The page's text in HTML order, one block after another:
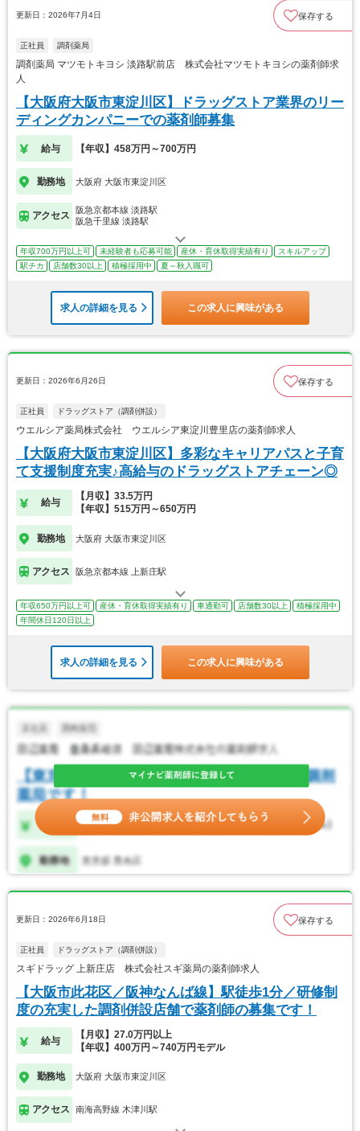
更新日：2026年7月4日 保存する
正社員 調剤薬局
調剤薬局 マツモトキヨシ 淡路駅前店 株式会社マツモトキヨシの薬剤師求
人
【大阪府大阪市東淀川区】ドラッグストア業界のリー
ディングカンパニーでの薬剤師募集
給与 【年収】458万円～700万円
勤務地 大阪府 大阪市東淀川区
アクセス
阪急京都本線 淡路駅
阪急千里線 淡路駅
年収700万円以上可 未経験者も応募可能 産休・育休取得実績有り
スキルアップ
駅チカ
店舗数30以上 積極採用中 夏～秋入職可
求人の詳細を見る この求人に興味がある
更新日：2026年6月26日 保存する
正社員 ドラッグストア（調剤併設）
ウエルシア薬局株式会社 ウエルシア東淀川豊里店の薬剤師求人
【大阪府大阪市東淀川区】多彩なキャリアパスと子育
て支援制度充実♪高給与のドラッグストアチェーン◎
給与
【月収】33.5万円
【年収】515万円～650万円
勤務地 大阪府 大阪市東淀川区
アクセス 阪急京都本線 上新庄駅
年収650万円以上可 産休・育休取得実績有り 車通勤可 店舗数30以上
積極採用中
年間休日120日以上
求人の詳細を見る この求人に興味がある
更新日：2026年6月18日 保存する
正社員 ドラッグストア（調剤併設）
スギドラッグ 上新庄店 株式会社スギ薬局の薬剤師求人
【大阪市此花区／阪神なんば線】駅徒歩1分／研修制
度の充実した調剤併設店舗で薬剤師の募集です！
給与
【月収】27.0万円以上
【年収】400万円～740万円モデル
勤務地 大阪府 大阪市東淀川区
アクセス 南海高野線 木津川駅